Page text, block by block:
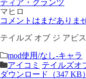
ティア・グランツ
マヒロ
コメントはまだありま
テイルズ オブ ジ アビ
mod使用/なし-キャラ
アイコミ テイルズオ
ダウンロード（347 KB）